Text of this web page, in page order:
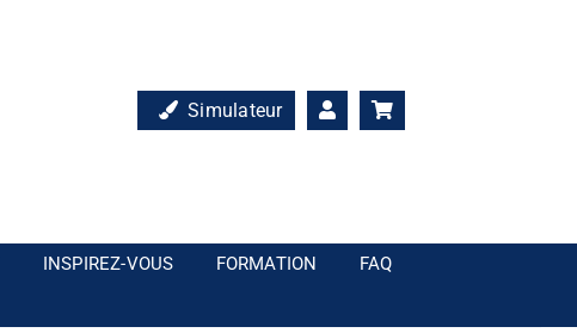
Simulateur
INSPIREZ-VOUS FORMATION
FAQ